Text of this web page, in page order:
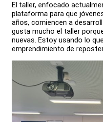
El taller, enfocado
plataforma para que
años, comiencen a
gusta mucho el taller
nuevas. Estoy usando lo
emprendimiento de